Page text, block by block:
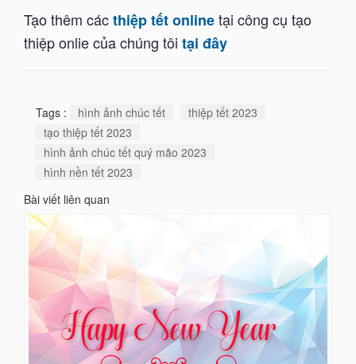
Tạo thêm cácthiệp tết onlinetại công cụ tạo
thiệp onlie của chúng tôi tại đây
Tags : hình ảnh chúc tết
thiệp tết 2023
tạo thiệp tết 2023
hình ảnh chúc tết quý mão 2023
hình nền tết 2023
Bài viết liên quan